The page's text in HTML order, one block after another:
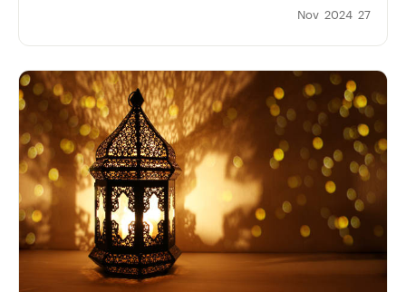
27 Nov 2024